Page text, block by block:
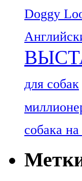
Doggy
для собак
собака